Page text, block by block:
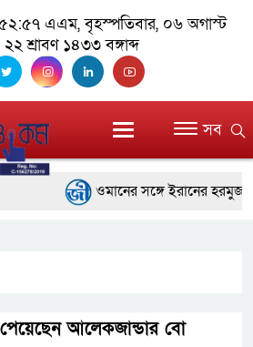
এএম, বৃহস্পতিবার, ০৬ অগাস্ট
শ্রাবণ ১৪৩৩ বঙ্গাব্দ
সব
ওমানের সঙ্গে ইরানের হরমুজ
আলেকজান্ডার বো